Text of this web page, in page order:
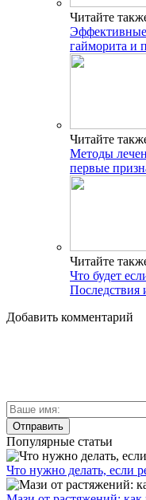
Читайте
Эффективные
гайморита и
Читайте
Методы
первые
Читайте
Что будет
Последствия
Добавить комментарий
Популярные статьи
Что нужно делать, если